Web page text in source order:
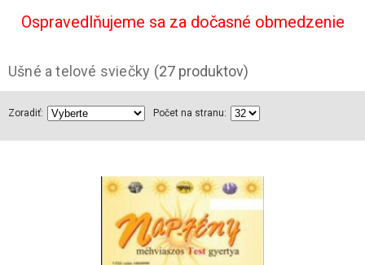
Ospravedlňujeme sa za dočasné obmedzenie
Ušné a telové sviečky (27 produktov)
Zoradiť: Počet na stranu: